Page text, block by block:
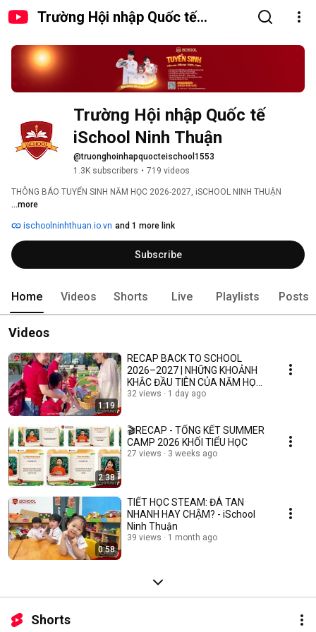
Trường Hội nhập Quốc tế
Trường Hội nhập Quốc tế
iSchool Ninh Thuận
@truonghoinhapquocteischool1553
1.3K subscribers • 719 videos
THÔNG BÁO TUYỂN SINH NĂM HỌC 2026-2027, iSCHOOL NINH THUẬN
...more
ischoolninhthuan.io.vn and 1 more link
Subscribe
Home Videos Shorts Live Playlists Posts
Videos
1:19
RECAP BACK TO SCHOOL
2026–2027 | NHỮNG KHOẢNH
KHẮC ĐẦU TIÊN CỦA NĂM HỌC
MỚI
32 views 1 day ago
2:38
🎬RECAP - TỔNG KẾT SUMMER
CAMP 2026 KHỐI TIỂU HỌC
27 views 3 weeks ago
0:58
TIẾT HỌC STEAM: ĐÁ TAN
NHANH HAY CHẬM? - iSchool
Ninh Thuận
39 views 1 month ago
Shorts